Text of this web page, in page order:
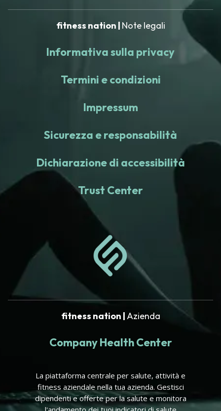
fitness nation | Note legali
Informativa sulla privacy
Termini e condizioni
Impressum
Sicurezza e responsabilità
Dichiarazione di accessibilità
Trust Center
fitness nation |Azienda
Company Health Center
La piattaforma centrale per salute, attività e
fitness aziendale nella tua azienda. Gestisci
dipendenti e offerte per la salute e monitora